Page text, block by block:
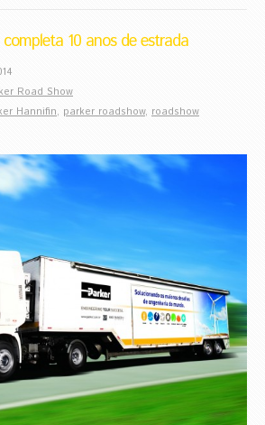
10 anos de estrada
Road Show
Hannifin, parker roadshow, roadshow